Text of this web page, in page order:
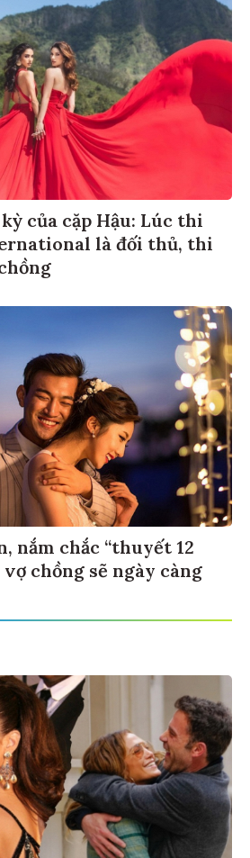
của cặp Hậu: Lúc thi
là đối thủ, thi
nắm chắc “thuyết 12
chồng sẽ ngày càng